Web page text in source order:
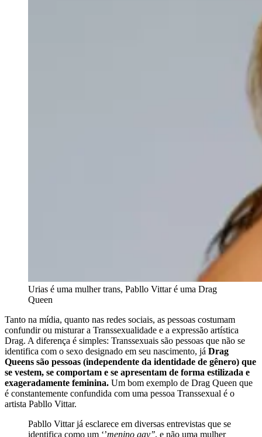
Urias é uma mulher trans, Pabllo Vittar é uma Drag
Queen
Tanto na mídia, quanto nas redes sociais, as pessoas costumam
confundir ou misturar a Transsexualidade e a expressão artística
Drag. A diferença é simples: Transsexuais são pessoas que não se
identifica com o sexo designado em seu nascimento, já Drag
Queens são pessoas (independente da identidade de gênero) que
se vestem, se comportam e se apresentam de forma estilizada e
exageradamente feminina. Um bom exemplo de Drag Queen que
é constantemente confundida com uma pessoa Transsexual é o
artista Pabllo Vittar.
Pabllo Vittar já esclarece em diversas entrevistas que se
identifica como um ‘’menino gay’’, e não uma mulher